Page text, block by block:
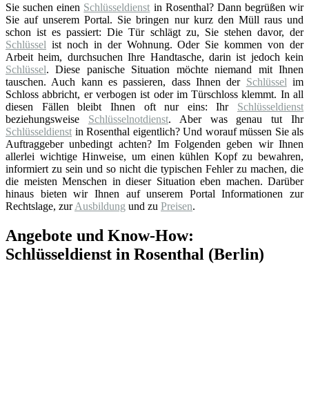
Sie suchen einen Schlüsseldienst in Rosenthal? Dann begrüßen wir
Sie auf unserem Portal. Sie bringen nur kurz den Müll raus und
schon ist es passiert: Die Tür schlägt zu, Sie stehen davor, der
Schlüssel ist noch in der Wohnung. Oder Sie kommen von der
Arbeit heim, durchsuchen Ihre Handtasche, darin ist jedoch kein
Schlüssel. Diese panische Situation möchte niemand mit Ihnen
tauschen. Auch kann es passieren, dass Ihnen der Schlüssel im
Schloss abbricht, er verbogen ist oder im Türschloss klemmt. In all
diesen Fällen bleibt Ihnen oft nur eins: Ihr Schlüsseldienst
beziehungsweise Schlüsselnotdienst. Aber was genau tut Ihr
Schlüsseldienst in Rosenthal eigentlich? Und worauf müssen Sie als
Auftraggeber unbedingt achten? Im Folgenden geben wir Ihnen
allerlei wichtige Hinweise, um einen kühlen Kopf zu bewahren,
informiert zu sein und so nicht die typischen Fehler zu machen, die
die meisten Menschen in dieser Situation eben machen. Darüber
hinaus bieten wir Ihnen auf unserem Portal Informationen zur
Rechtslage, zurAusbildung und zu Preisen.
Angebote und Know-How:
Schlüsseldienst in Rosenthal (Berlin)